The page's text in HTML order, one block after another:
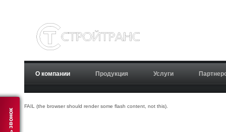
О компании Продукция Услуги
FAIL (the browser should render some flash content, not this).